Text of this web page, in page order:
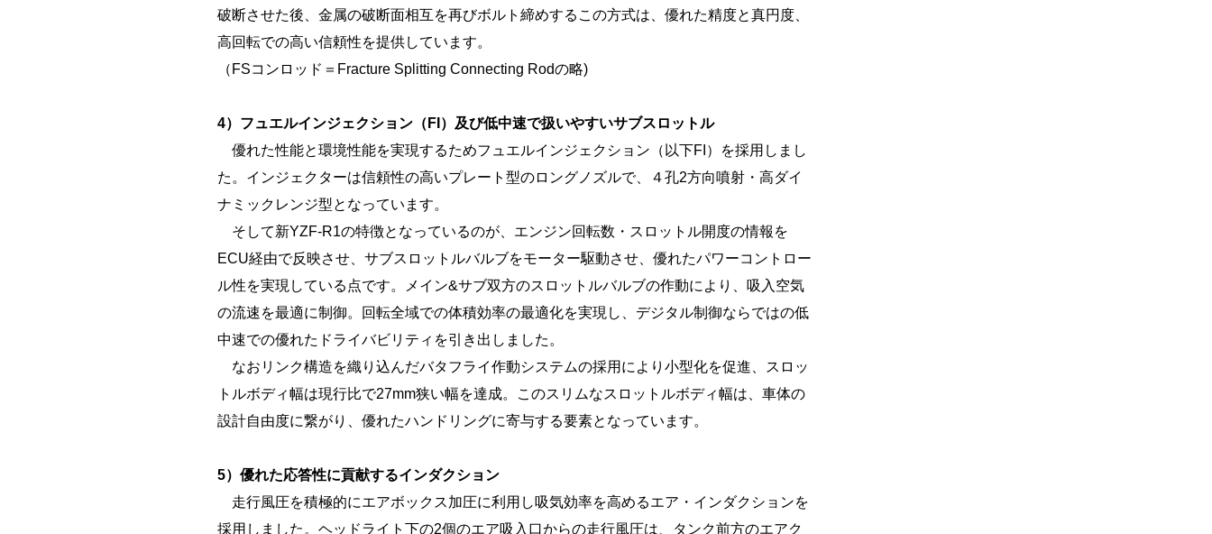
破断させた後、金属の破断面相互を再びボルト締めするこの方式は、優れた精度と真円度、
高回転での高い信頼性を提供しています。
（FSコンロッド＝Fracture Splitting Connecting Rodの略)
4）フュエルインジェクション（FI）及び低中速で扱いやすいサブスロットル
優れた性能と環境性能を実現するためフュエルインジェクション（以下FI）を採用しまし
た。インジェクターは信頼性の高いプレート型のロングノズルで、４孔2方向噴射・高ダイ
ナミックレンジ型となっています。
そして新YZF-R1の特徴となっているのが、エンジン回転数・スロットル開度の情報を
ECU経由で反映させ、サブスロットルバルブをモーター駆動させ、優れたパワーコントロー
ル性を実現している点です。メイン&サブ双方のスロットルバルブの作動により、吸入空気
の流速を最適に制御。回転全域での体積効率の最適化を実現し、デジタル制御ならではの低
中速での優れたドライバビリティを引き出しました。
なおリンク構造を織り込んだバタフライ作動システムの採用により小型化を促進、スロッ
トルボディ幅は現行比で27mm狭い幅を達成。このスリムなスロットルボディ幅は、車体の
設計自由度に繋がり、優れたハンドリングに寄与する要素となっています。
5）優れた応答性に貢献するインダクション
走行風圧を積極的にエアボックス加圧に利用し吸気効率を高めるエア・インダクションを
採用しました。ヘッドライト下の2個のエア吸入口からの走行風圧は、タンク前方のエアク